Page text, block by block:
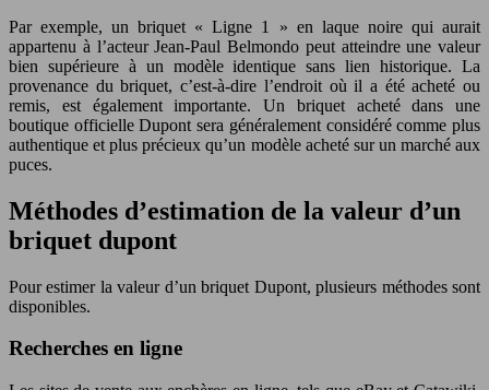
Par exemple, un briquet « Ligne 1 » en laque noire qui aurait
appartenu à l’acteur Jean-Paul Belmondo peut atteindre une valeur
bien supérieure à un modèle identique sans lien historique. La
provenance du briquet, c’est-à-dire l’endroit où il a été acheté ou
remis, est également importante. Un briquet acheté dans une
boutique officielle Dupont sera généralement considéré comme plus
authentique et plus précieux qu’un modèle acheté sur un marché aux
puces.
Méthodes d’estimation de la valeur d’un
briquet dupont
Pour estimer la valeur d’un briquet Dupont, plusieurs méthodes sont
disponibles.
Recherches en ligne